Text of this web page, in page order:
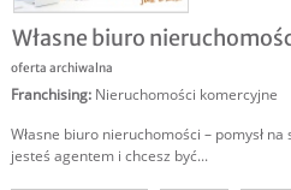
Własne biuro
oferta archiwalna
Franchising: Nieruchomości komercyjne
Własne biuro nieruchomości – pomysł
jesteś agentem i chcesz być...